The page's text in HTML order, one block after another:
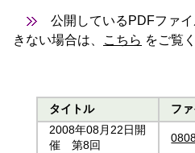
公開しているPDFファ
きない場合は、
こちら をご覧
タイトル フ
2008年08月22日開
催 第8回